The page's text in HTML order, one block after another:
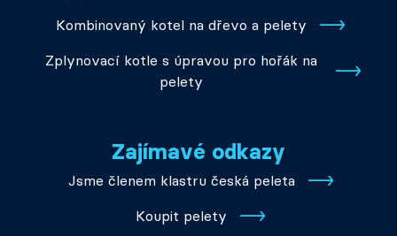
Kombinovaný kotel na dřevo a pelety
Zplynovací kotle s úpravou pro hořák na
pelety
Zajímavé odkazy
Jsme členem klastru česká peleta
Koupit pelety